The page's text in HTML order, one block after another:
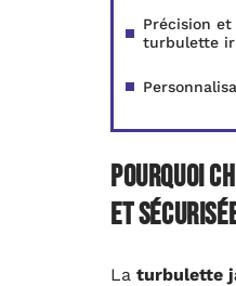
Précision
turbulette
Pourquoi
et
La turbulette